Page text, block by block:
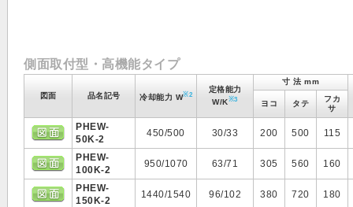
側面取付型・高機能タイプ
図面 品名記号 冷却能力 W※2
定格能力
W/K※3
寸 法 mm
ヨコ タテ
フカ
サ
PHEW-
50K-2
450/500 30/33 200 500 115
PHEW-
100K-2
950/1070 63/71 305 560 160
PHEW-
150K-2
1440/1540 96/102 380 720 180